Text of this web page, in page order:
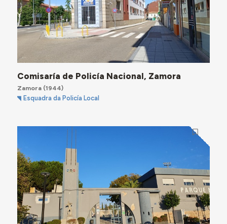
Comisaría de Policía Nacional, Zamora
Zamora(1944)
Esquadra da Policía Local